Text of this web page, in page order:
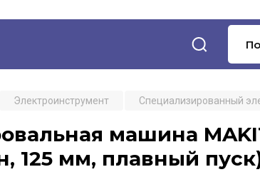
Электроинструмент Специализированный
машина
125 мм, плавный